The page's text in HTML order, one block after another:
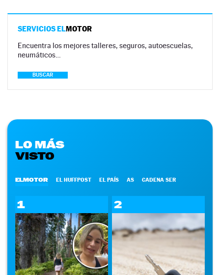
SERVICIOS ELMOTOR
Encuentra los mejores talleres, seguros, autoescuelas,
neumáticos…
BUSCAR
LO MÁS
VISTO
ELMOTOR EL HUFFPOST EL PAÍS AS CADENA SER
1 2